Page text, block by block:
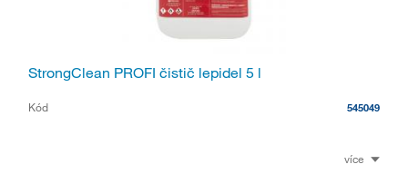
StrongClean PROFI čistič lepidel 5 l
Kód 545049
více